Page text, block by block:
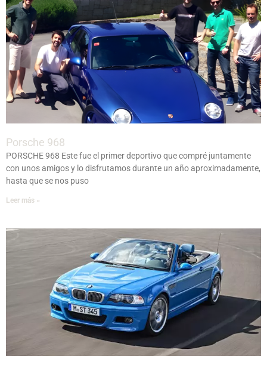
Porsche 968
PORSCHE 968 Este fue el primer deportivo que compré juntamente
con unos amigos y lo disfrutamos durante un año aproximadamente,
hasta que se nos puso
Leer más »